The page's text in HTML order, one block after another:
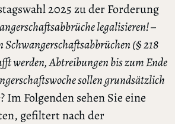
2025 zu der Forderung
legalisieren! –
(§ 218
werden, Abtreibungen bis zum Ende
sollen grundsätzlich
? Im Folgenden sehen Sie eine
gefiltert nach der